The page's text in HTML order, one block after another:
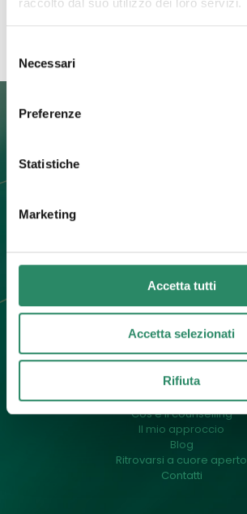
del
consenso
Necessari
Preferenze
Statistiche
Marketing
Accetta tutti
Accetta selezionati
Rifiuta
Un pò di me
Cos’è il counselling
Il mio approccio
Blog
Ritrovarsi a cuore aperto
Contatti